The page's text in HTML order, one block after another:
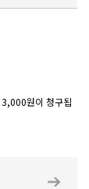
원이 청구됩